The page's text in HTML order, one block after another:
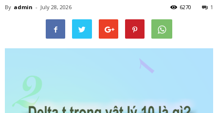
By admin - July 28, 2026 1
6270